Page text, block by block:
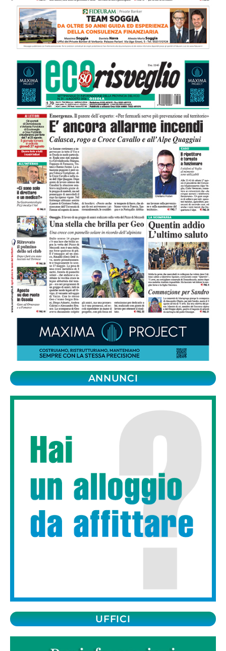
ANNUNCI
UFFICI